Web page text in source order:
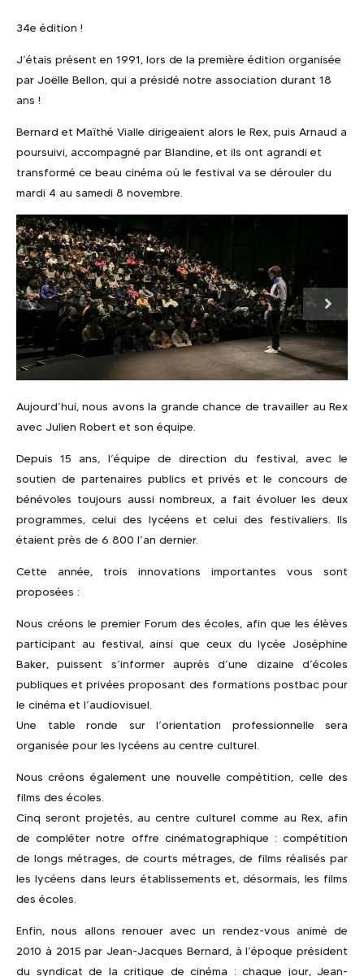
34e édition !
J’étais présent en 1991, lors de la première édition organisée
par Joëlle Bellon, qui a présidé notre association durant 18
ans !
Bernard et Maïthé Vialle dirigeaient alors le Rex, puis Arnaud a
poursuivi, accompagné par Blandine, et ils ont agrandi et
transformé ce beau cinéma où le festival va se dérouler du
mardi 4 au samedi 8 novembre.
Aujourd’hui, nous avons la grande chance de travailler au Rex
avec Julien Robert et son équipe.
Depuis 15 ans, l’équipe de direction du festival, avec le
soutien de partenaires publics et privés et le concours de
bénévoles toujours aussi nombreux, a fait évoluer les deux
programmes, celui des lycéens et celui des festivaliers. Ils
étaient près de 6 800 l’an dernier.
Cette année, trois innovations importantes vous sont
proposées :
Nous créons le premier Forum des écoles, afin que les élèves
participant au festival, ainsi que ceux du lycée Joséphine
Baker, puissent s’informer auprès d’une dizaine d’écoles
publiques et privées proposant des formations postbac pour
le cinéma et l’audiovisuel.
Une table ronde sur l’orientation professionnelle sera
organisée pour les lycéens au centre culturel.
Nous créons également une nouvelle compétition, celle des
films des écoles.
Cinq seront projetés, au centre culturel comme au Rex, afin
de compléter notre offre cinématographique : compétition
de longs métrages, de courts métrages, de films réalisés par
les lycéens dans leurs établissements et, désormais, les films
des écoles.
Enfin, nous allons renouer avec un rendez-vous animé de
2010 à 2015 par Jean-Jacques Bernard, à l’époque président
du syndicat de la critique de cinéma : chaque jour, Jean-